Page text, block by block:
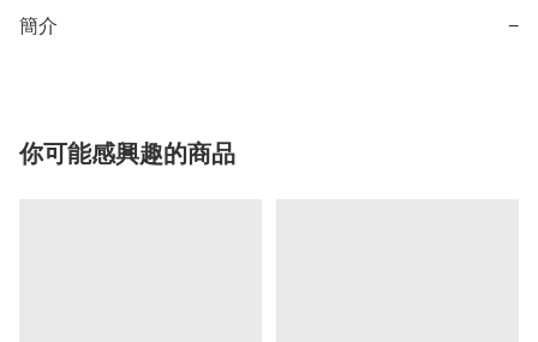
簡介 −
你可能感興趣的商品